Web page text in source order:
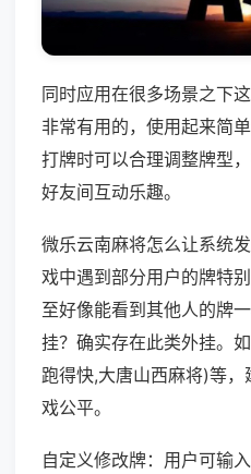
同时应用在很多场景之下
非常有用的，使用起来简
打牌时可以合理调整牌型
好友间互动乐趣。
微乐云南麻将怎么让系统
戏中遇到部分用户的牌特
至好像能看到其他人的牌
挂？确实存在此类外挂。
跑得快,大唐山西麻将)等
戏公平。
自定义修改牌：用户可输